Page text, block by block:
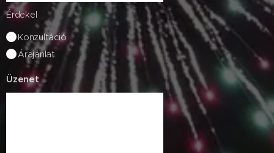
Érdekel
Konzultáció
Árajánlat
Üzenet